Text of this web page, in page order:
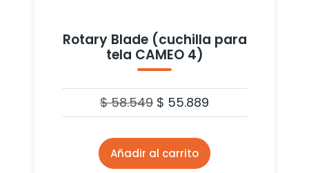
Rotary Blade (cuchilla para
tela CAMEO 4)
$58.549 $ 55.889
Añadir al carrito